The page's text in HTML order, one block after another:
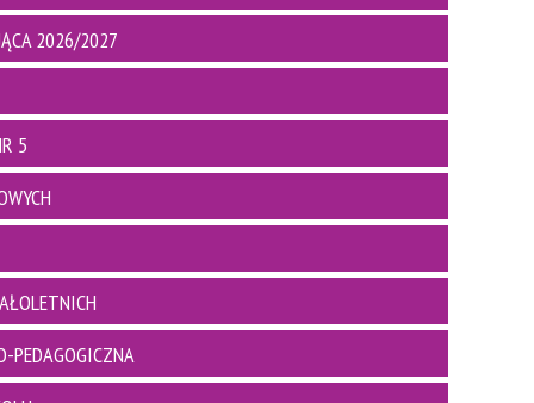
2026/2027
5
PEDAGOGICZNA